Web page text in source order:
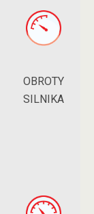
OBROTY
SILNIKA